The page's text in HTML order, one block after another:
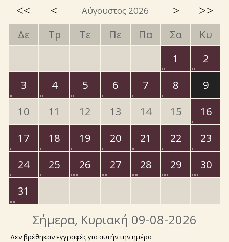
<< < Αύγουστος 2026 > >>
Δε Τρ Τε Πε Πα Σα
Κυ
1
2
3
4 5 6 7 8
9
10
11 12 13 14 15
16
17
18 19 20 21 22
23
24
25 26 27 28 29
30
31
Σήμερα, Κυριακή 09-08-2026
Δεν βρέθηκαν εγγραφές για αυτήν την ημέρα